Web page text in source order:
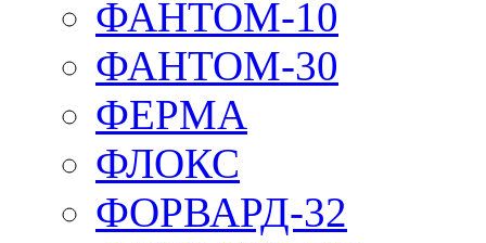
ФАНТОМ-10
ФАНТОМ-30
ФЕРМА
ФЛОКС
ФОРВАРД-32